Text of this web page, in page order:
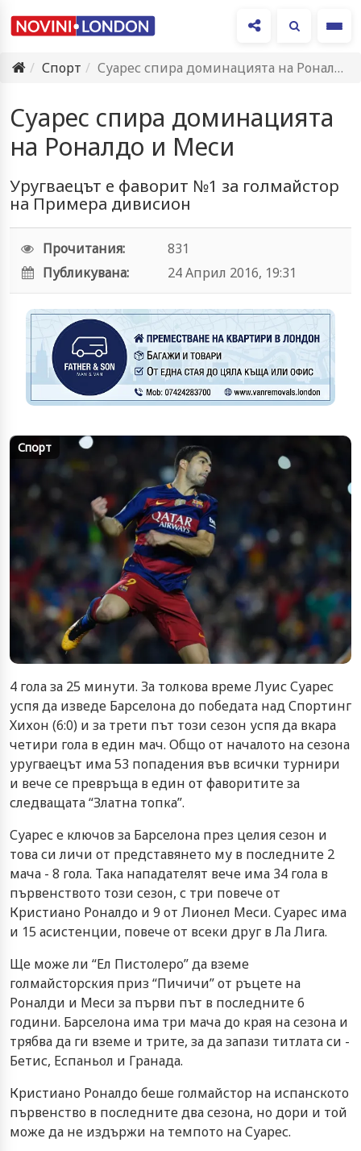
Спорт
Суарес спира доминацията на Роналдо и Меси
Суарес спира доминацията
на Роналдо и Меси
Уругваецът е фаворит №1 за голмайстор
на Примера дивисион
Прочитания:
831
Публикувана:
24 Април 2016, 19:31
Спорт
4 гола за 25 минути. За толкова време Луис Суарес
успя да изведе Барселона до победата над Спортинг
Хихон (6:0) и за трети път този сезон успя да вкара
четири гола в един мач. Общо от началото на сезона
уругваецът има 53 попадения във всички турнири
и вече се превръща в един от фаворитите за
следващата “Златна топка”.
Суарес е ключов за Барселона през целия сезон и
това си личи от представянето му в последните 2
мача - 8 гола. Така нападателят вече има 34 гола в
първенството този сезон, с три повече от
Кристиано Роналдо и 9 от Лионел Меси. Суарес има
и 15 асистенции, повече от всеки друг в Ла Лига.
Ще може ли “Ел Пистолеро” да вземе
голмайсторския приз “Пичичи” от ръцете на
Роналди и Меси за първи път в последните 6
години. Барселона има три мача до края на сезона и
трябва да ги вземе и трите, за да запази титлата си -
Бетис, Еспаньол и Гранада.
Кристиано Роналдо беше голмайстор на испанското
първенство в последните два сезона, но дори и той
може да не издържи на темпото на Суарес.